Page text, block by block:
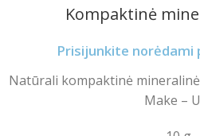
Kompaktinė
Prisijunkite norėdami
Natūrali kompaktinė
Make –